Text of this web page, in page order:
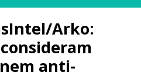
Arko:
anti-